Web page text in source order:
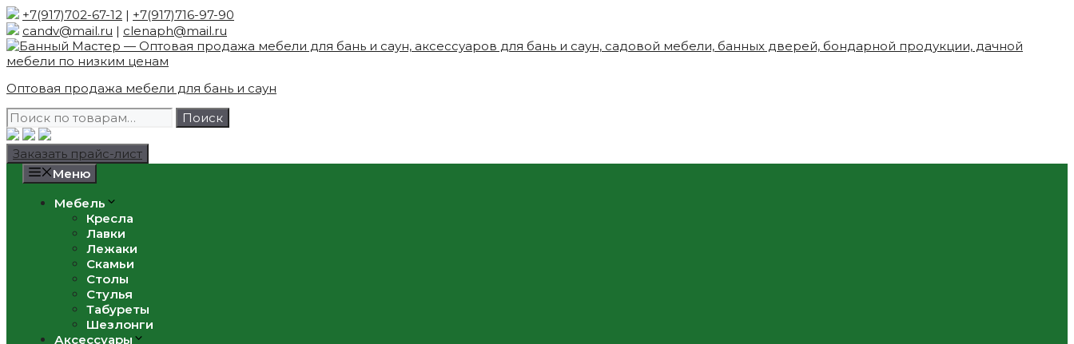
Skip
to
content
+7(917)702-67-12 | +7(917)716-97-90
candv@mail.ru | clenaph@mail.ru
Оптовая продажа мебели для бань и саун
Искать:
Поиск
Заказать прайс-лист
Меню
Мебель
Кресла
Лавки
Лежаки
Скамьи
Столы
Стулья
Табуреты
Шезлонги
Аксессуары